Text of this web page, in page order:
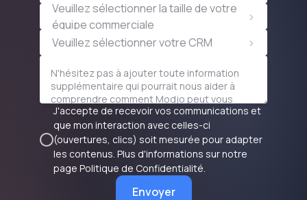
Veuillez sélectionner la taille de votre
équipe commerciale
>
Veuillez sélectionner votre CRM >
J'accepte de recevoir vos communications et
que mon interaction avec celles-ci
(ouvertures, clics) soit mesurée pour adapter
les contenus. Plus d'informations sur notre
page Politique de Confidentialité.
Envoyer